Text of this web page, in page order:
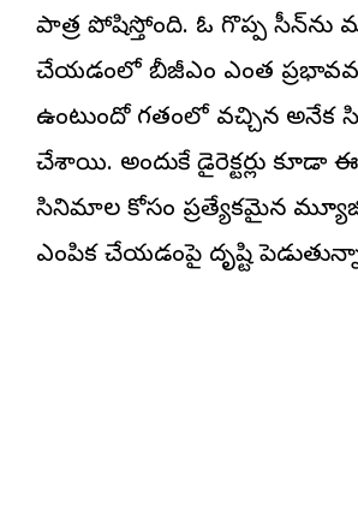
పాత్ర పోషిస్తోంది. ఓ గొప్ప సీన్‌ను
చేయడంలో బీజీఎం ఎంత
ఉంటుందో గతంలో వచ్చిన అనేక
చేశాయి. అందుకే డైరెక్ట‌ర్లు కూడా
సినిమాల కోసం ప్రత్యేకమైన మ్యూజిక్
ఎంపిక చేయడంపై దృష్టి